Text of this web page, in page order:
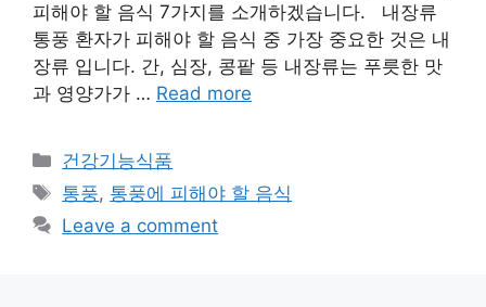
피해야 할 음식 7가지를 소개하겠습니다. 내장류
통풍 환자가 피해야 할 음식 중 가장 중요한 것은 내
장류 입니다. 간, 심장, 콩팥 등 내장류는 푸릇한 맛
과 영양가가 … Read more
Categories
건강기능식품
Tags
통풍, 통풍에 피해야 할 음식
Leave a comment